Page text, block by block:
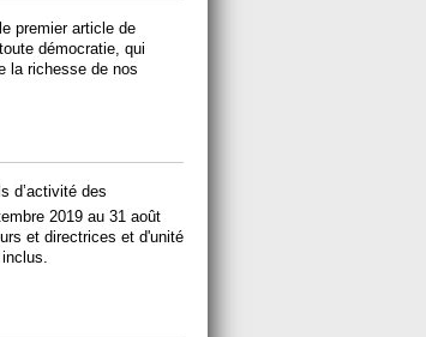
premier article de
démocratie, qui
la richesse de nos
d’activité des
2019 au 31 août
et directrices et d'unité